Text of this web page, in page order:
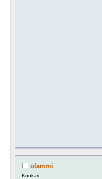
olammi
Konkari